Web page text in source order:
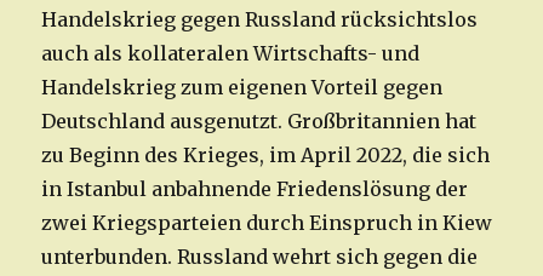
Handelskrieg gegen Russland rücksichtslos
auch als kollateralen Wirtschafts- und
Handelskrieg zum eigenen Vorteil gegen
Deutschland ausgenutzt. Großbritannien hat
zu Beginn des Krieges, im April 2022, die sich
in Istanbul anbahnende Friedenslösung der
zwei Kriegsparteien durch Einspruch in Kiew
unterbunden. Russland wehrt sich gegen die